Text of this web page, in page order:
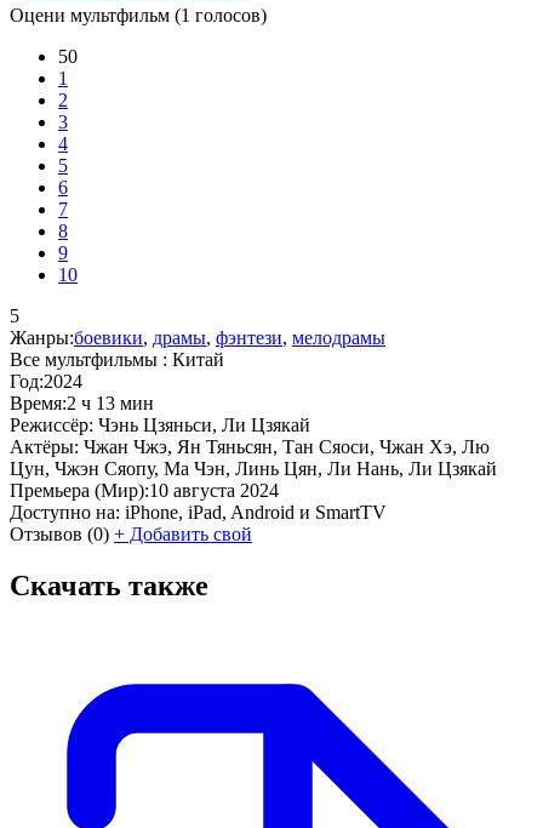
Оцени мультфильм (1 голосов)
50
1
2
3
4
5
6
7
8
9
10
5
Жанры:боевики, драмы, фэнтези, мелодрамы
Все мультфильмы : Китай
Год:2024
Время:2 ч 13 мин
Режиссёр: Чэнь Цзяньси, Ли Цзякай
Актёры: Чжан Чжэ, Ян Тяньсян, Тан Сяоси, Чжан Хэ, Лю
Цун, Чжэн Сяопу, Ма Чэн, Линь Цян, Ли Нань, Ли Цзякай
Премьера (Мир):10 августа 2024
Доступно на: iPhone, iPad, Android и SmartTV
Отзывов (0) + Добавить свой
Скачать также